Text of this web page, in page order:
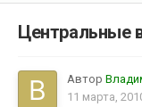
Центральные
Автор
11 марта,